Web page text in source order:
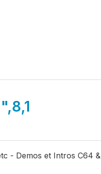
- Demos et Intros C64 &